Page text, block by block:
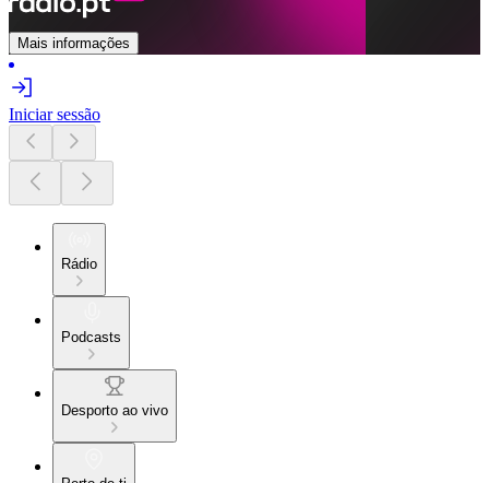
Mais informações
Iniciar sessão
Rádio
Podcasts
Desporto ao vivo